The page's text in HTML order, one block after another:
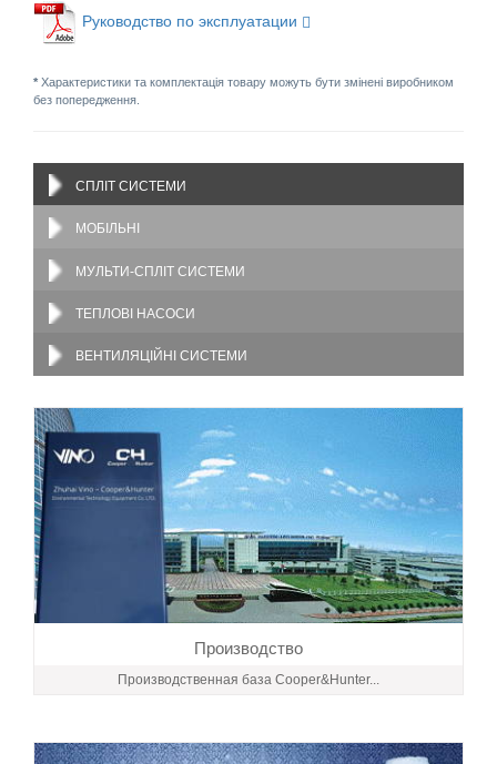
Руководство по эксплуатации
* Характеристики та комплектація товару можуть бути змінені виробником
без попередження.
СПЛІТ СИСТЕМИ
МОБІЛЬНІ
МУЛЬТИ-СПЛІТ СИСТЕМИ
ТЕПЛОВІ НАСОСИ
ВЕНТИЛЯЦІЙНІ СИСТЕМИ
Производство
Производственная база Cooper&Hunter...